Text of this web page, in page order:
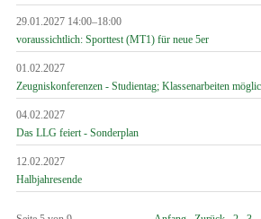
29.01.2027 14:00–18:00
voraussichtlich: Sporttest (MT1) für neue 5er
01.02.2027
Zeugniskonferenzen - Studientag; Klassenarbeiten
04.02.2027
Das LLG feiert - Sonderplan
12.02.2027
Halbjahresende